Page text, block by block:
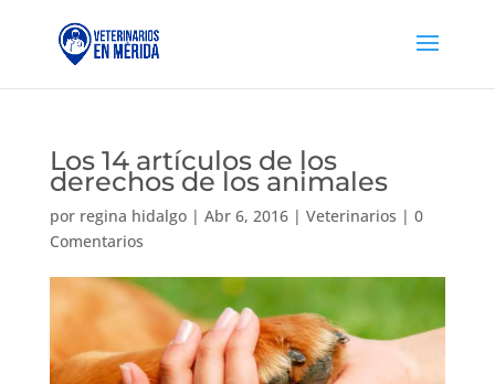
Los 14 artículos de los
derechos de los animales
por regina hidalgo| Abr 6, 2016| Veterinarios | 0
Comentarios